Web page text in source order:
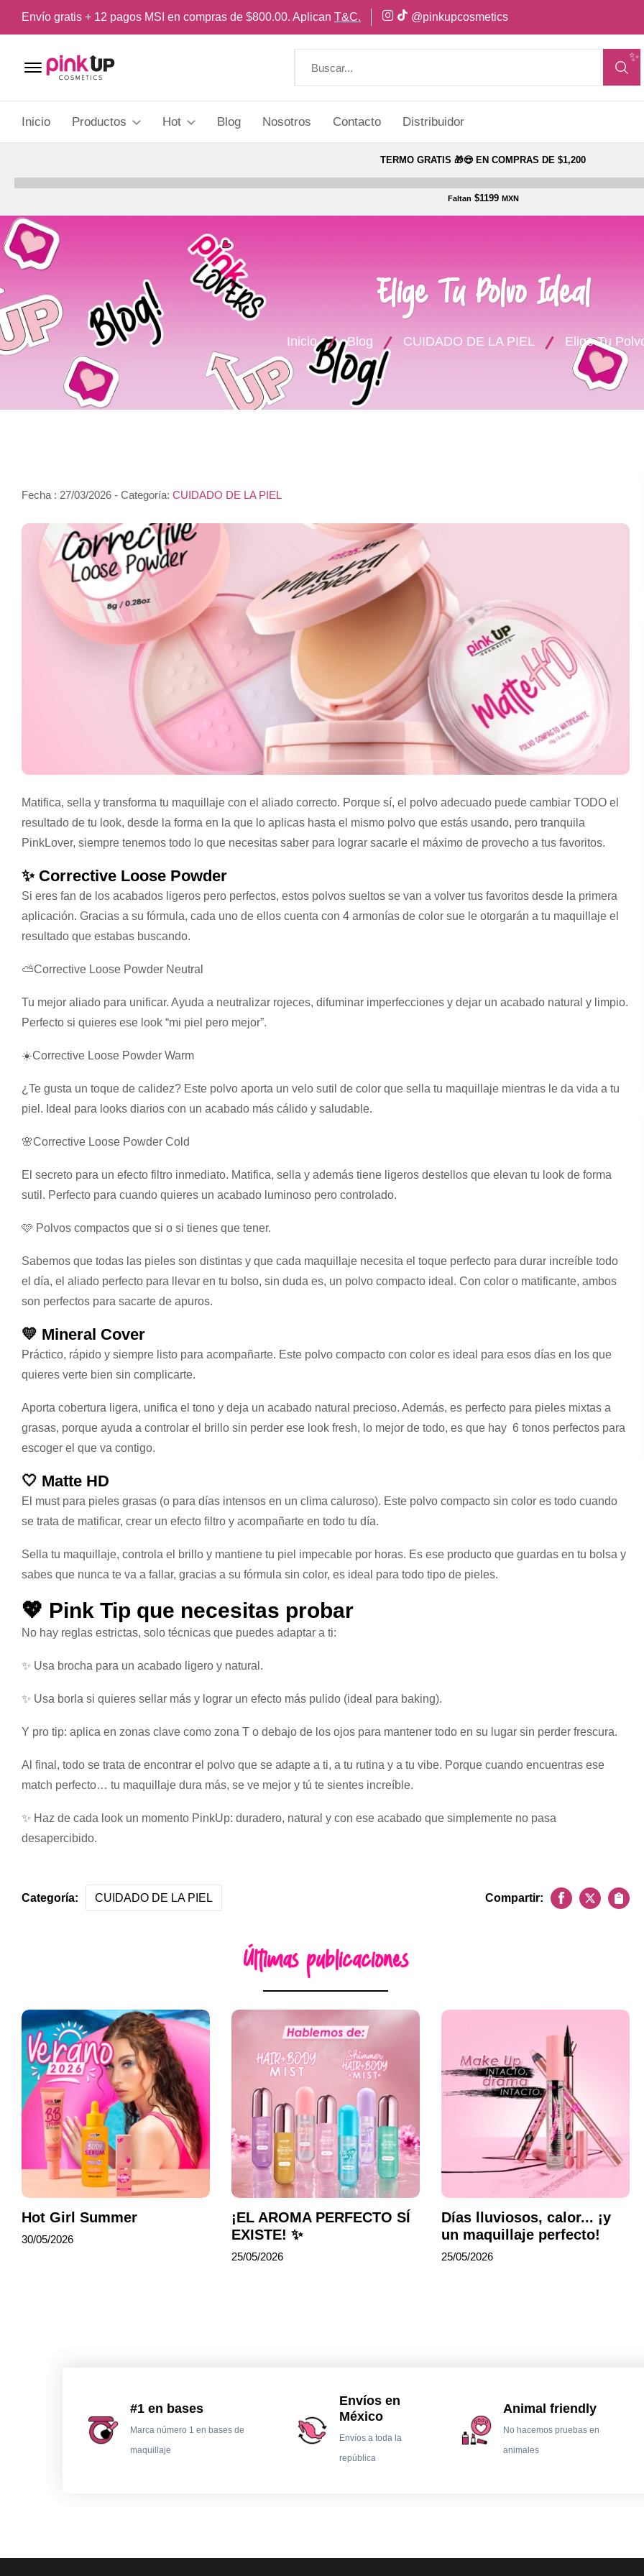
Envío gratis + 12 pagos MSI en compras de $800.00. Aplican T&C. @pinkupcosmetics
Menu Open ✨
Inicio Productos Hot Blog Nosotros Contacto Distribuidor
TERMO GRATIS 🎁😍 EN COMPRAS DE $1,200
Faltan $1199 MXN
Elige Tu Polvo Ideal
Inicio Blog CUIDADO DE LA PIEL Elige Tu
Fecha : 27/03/2026 - Categoría: CUIDADO DE LA PIEL
Matifica, sella y transforma tu maquillaje con el aliado correcto. Porque sí, el polvo adecuado puede cambiar TODO el
resultado de tu look, desde la forma en la que lo aplicas hasta el mismo polvo que estás usando, pero tranquila
PinkLover, siempre tenemos todo lo que necesitas saber para lograr sacarle el máximo de provecho a tus favoritos.
✨ Corrective Loose Powder
Si eres fan de los acabados ligeros pero perfectos, estos polvos sueltos se van a volver tus favoritos desde la primera
aplicación. Gracias a su fórmula, cada uno de ellos cuenta con 4 armonías de color sue le otorgarán a tu maquillaje el
resultado que estabas buscando.
⛅Corrective Loose Powder Neutral
Tu mejor aliado para unificar. Ayuda a neutralizar rojeces, difuminar imperfecciones y dejar un acabado natural y limpio.
Perfecto si quieres ese look “mi piel pero mejor”.
☀️Corrective Loose Powder Warm
¿Te gusta un toque de calidez? Este polvo aporta un velo sutil de color que sella tu maquillaje mientras le da vida a tu
piel. Ideal para looks diarios con un acabado más cálido y saludable.
🌸Corrective Loose Powder Cold
El secreto para un efecto filtro inmediato. Matifica, sella y además tiene ligeros destellos que elevan tu look de forma
sutil. Perfecto para cuando quieres un acabado luminoso pero controlado.
🩷 Polvos compactos que si o si tienes que tener.
Sabemos que todas las pieles son distintas y que cada maquillaje necesita el toque perfecto para durar increíble todo
el día, el aliado perfecto para llevar en tu bolso, sin duda es, un polvo compacto ideal. Con color o matificante, ambos
son perfectos para sacarte de apuros.
💛 Mineral Cover
Práctico, rápido y siempre listo para acompañarte. Este polvo compacto con color es ideal para esos días en los que
quieres verte bien sin complicarte.
Aporta cobertura ligera, unifica el tono y deja un acabado natural precioso. Además, es perfecto para pieles mixtas a
grasas, porque ayuda a controlar el brillo sin perder ese look fresh, lo mejor de todo, es que hay 6 tonos perfectos para
escoger el que va contigo.
🤍 Matte HD
El must para pieles grasas (o para días intensos en un clima caluroso). Este polvo compacto sin color es todo cuando
se trata de matificar, crear un efecto filtro y acompañarte en todo tu día.
Sella tu maquillaje, controla el brillo y mantiene tu piel impecable por horas. Es ese producto que guardas en tu bolsa y
sabes que nunca te va a fallar, gracias a su fórmula sin color, es ideal para todo tipo de pieles.
💖 Pink Tip que necesitas probar
No hay reglas estrictas, solo técnicas que puedes adaptar a ti:
✨ Usa brocha para un acabado ligero y natural.
✨ Usa borla si quieres sellar más y lograr un efecto más pulido (ideal para baking).
Y pro tip: aplica en zonas clave como zona T o debajo de los ojos para mantener todo en su lugar sin perder frescura.
Al final, todo se trata de encontrar el polvo que se adapte a ti, a tu rutina y a tu vibe. Porque cuando encuentras ese
match perfecto… tu maquillaje dura más, se ve mejor y tú te sientes increíble.
✨ Haz de cada look un momento PinkUp: duradero, natural y con ese acabado que simplemente no pasa
desapercibido.
Categoría: CUIDADO DE LA PIEL Compartir: Facebook
X
Últimas publicaciones
Hot Girl Summer
30/05/2026
¡EL AROMA PERFECTO SÍ
EXISTE! ✨
25/05/2026
Días lluviosos, calor... ¡y
un maquillaje perfecto!
25/05/2026
#1 en bases
Marca número 1 en bases de
maquillaje
Envíos en
México
Envíos a toda la
república
Animal friendly
No hacemos pruebas en
animales